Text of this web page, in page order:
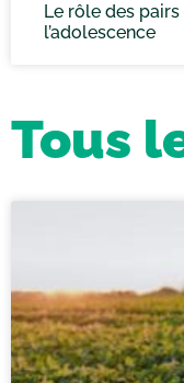
Le rôle des
l’adolescence
Tous